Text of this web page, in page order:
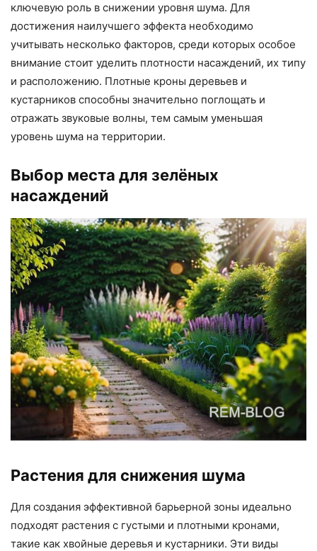
ключевую роль в снижении уровня шума. Для
достижения наилучшего эффекта необходимо
учитывать несколько факторов, среди которых особое
внимание стоит уделить плотности насаждений, их типу
и расположению. Плотные кроны деревьев и
кустарников способны значительно поглощать и
отражать звуковые волны, тем самым уменьшая
уровень шума на территории.
Выбор места для зелёных
насаждений
Растения для снижения шума
Для создания эффективной барьерной зоны идеально
подходят растения с густыми и плотными кронами,
такие как хвойные деревья и кустарники. Эти виды